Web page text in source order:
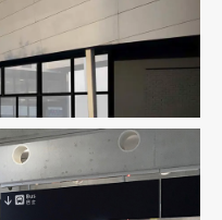
Fluides
Immobilier
/ MOEX Structure